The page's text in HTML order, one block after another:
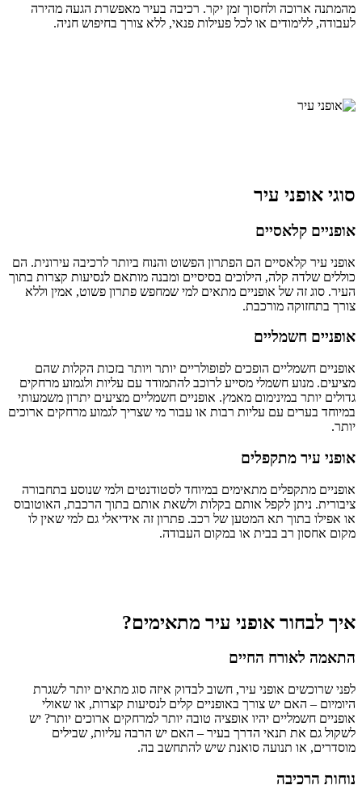
מהמתנה ארוכה ולחסוך זמן יקר. רכיבה בעיר מאפשרת הגעה מהירה
לעבודה, ללימודים או לכל פעילות פנאי, ללא צורך בחיפוש חניה.
סוגי אופני עיר
אופניים קלאסיים
אופני עיר קלאסיים הם הפתרון הפשוט והנוח ביותר לרכיבה עירונית. הם
כוללים שלדה קלה, הילוכים בסיסיים ומבנה מותאם לנסיעות קצרות בתוך
העיר. סוג זה של אופניים מתאים למי שמחפש פתרון פשוט, אמין וללא
צורך בתחזוקה מורכבת.
אופניים חשמליים
אופניים חשמליים הופכים לפופולריים יותר ויותר בזכות הקלות שהם
מציעים. מנוע חשמלי מסייע לרוכב להתמודד עם עליות ולגמוע מרחקים
גדולים יותר במינימום מאמץ. אופניים חשמליים מציעים יתרון משמעותי
במיוחד בערים עם עליות רבות או עבור מי שצריך לגמוע מרחקים ארוכים
יותר.
אופני עיר מתקפלים
אופניים מתקפלים מתאימים במיוחד לסטודנטים ולמי שנוסע בתחבורה
ציבורית. ניתן לקפל אותם בקלות ולשאת אותם בתוך הרכבת, האוטובוס
או אפילו בתוך תא המטען של רכב. פתרון זה אידיאלי גם למי שאין לו
מקום אחסון רב בבית או במקום העבודה.
איך לבחור אופני עיר מתאימים?
התאמה לאורח החיים
לפני שרוכשים אופני עיר, חשוב לבדוק איזה סוג מתאים יותר לשגרת
היומיום – האם יש צורך באופניים קלים לנסיעות קצרות, או שאולי
אופניים חשמליים יהיו אופציה טובה יותר למרחקים ארוכים יותר? יש
לשקול גם את תנאי הדרך בעיר – האם יש הרבה עליות, שבילים
מוסדרים, או תנועה סואנת שיש להתחשב בה.
נוחות הרכיבה